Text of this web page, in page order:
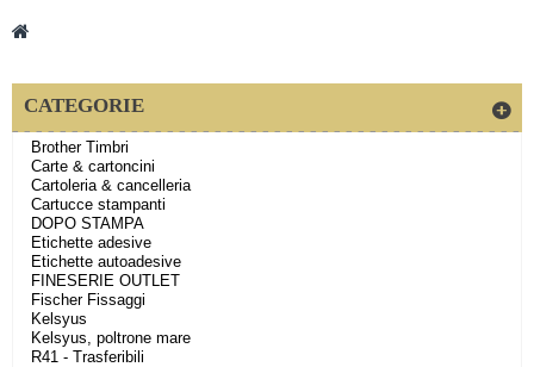
CATEGORIE
Brother Timbri
Carte & cartoncini
Cartoleria & cancelleria
Cartucce stampanti
DOPO STAMPA
Etichette adesive
Etichette autoadesive
FINESERIE OUTLET
Fischer Fissaggi
Kelsyus
Kelsyus, poltrone mare
R41 - Trasferibili